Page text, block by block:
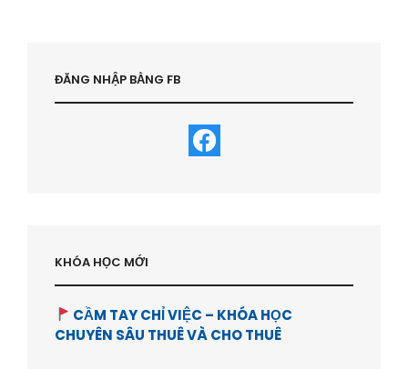
?
HVBDS.COM
ĐĂNG NHẬP BẰNG FB
KHÓA HỌC MỚI
CẦM TAY CHỈ VIỆC – KHÓA HỌC
CHUYÊN SÂU THUÊ VÀ CHO THUÊ